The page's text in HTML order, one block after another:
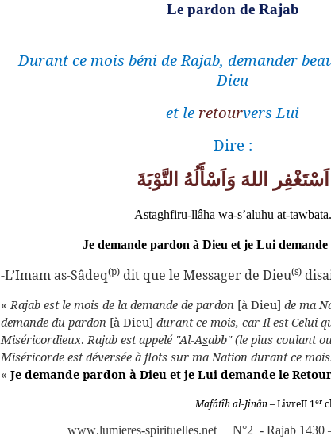
Le pardon de Rajab
Durant ce mois béni de Rajab, demander
Dieu
et le retourvers Lui
Dire :
اَسْتَغْفِر اللهَ وَاَسْأَلُهُ التَّوْبَةَ
Astaghfiru-llâha wa-s’aluhu at-tawbata.
Je demande pardon à Dieu et je Lui demande
-L’Imam as-Sâdeq(p) dit que le Messager de Dieu(s)
«Rajab est le mois de la demande de pardon [à Dieu] de ma
demande du pardon [à Dieu] durant ce mois, car Il est Celui
Miséricordieux.Rajab est appelé "Al-Asabb" (le plus coulant
Miséricorde est déversée à flots sur ma Nation durant ce
« Je demande pardon à Dieu et je Lui demande le
Mafâtîh al-Jinân– LivreII 1er
www.lumieres-spirituelles.net N°2 - Rajab 1430